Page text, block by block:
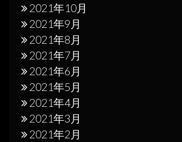
2021年10月
2021年9月
2021年8月
2021年7月
2021年6月
2021年5月
2021年4月
2021年3月
2021年2月